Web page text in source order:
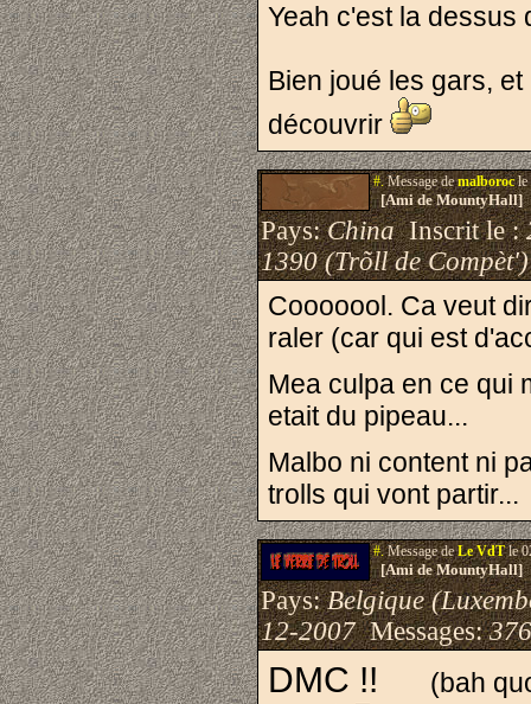
Yeah c'est la
Bien joué les gars,
découvrir
#.Message demalborocle
[Ami de MountyHall]
Pays:ChinaInscrit le :
1390 (Trõll de Compèt')
Cooooool. Ca veut
raler (car qui est
Mea culpa en ce qui
etait du pipeau...
Malbo ni content ni
trolls qui vont partir...
#.Message deLe VdTle
[Ami de MountyHall]
Pays:Belgique
12-2007Messages:
DMC !!
(bah